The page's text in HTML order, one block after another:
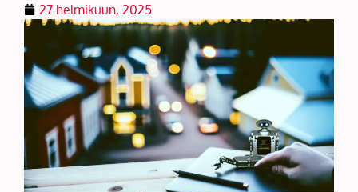
27 helmikuun, 2025